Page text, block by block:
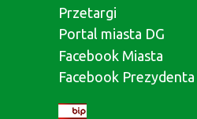
Przetargi
Portal miasta DG
Facebook Miasta
Facebook Prezydenta